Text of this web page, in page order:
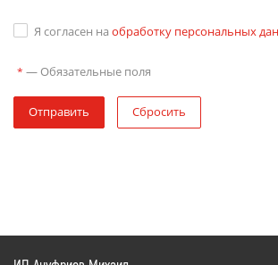
Я согласен на обработку персональных
* — Обязательные поля
Отправить Сбросить